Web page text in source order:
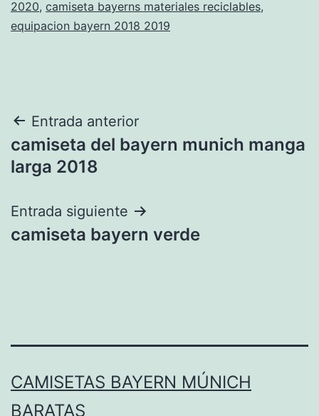
2020, camiseta bayerns materiales reciclables,
equipacion bayern 2018 2019
Navegación
de
Entrada anterior
camiseta del bayern munich manga
larga 2018
Entrada siguiente
camiseta bayern verde
CAMISETAS BAYERN MÚNICH
BARATAS